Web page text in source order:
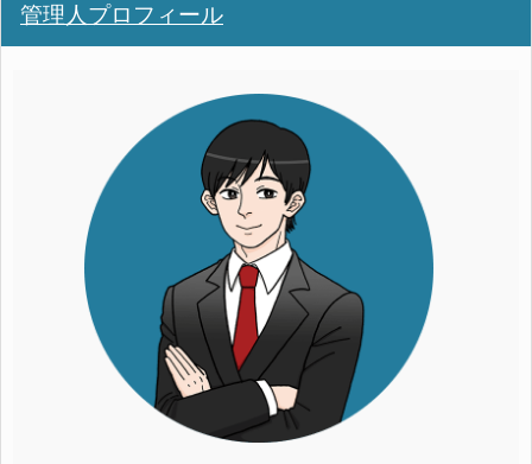
管理人プロフィール